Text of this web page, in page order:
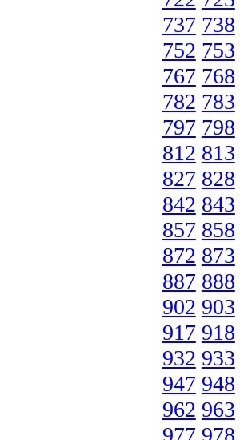
737 738
752 753
767 768
782 783
797 798
812 813
827 828
842 843
857 858
872 873
887 888
902 903
917 918
932 933
947 948
962 963
977 978